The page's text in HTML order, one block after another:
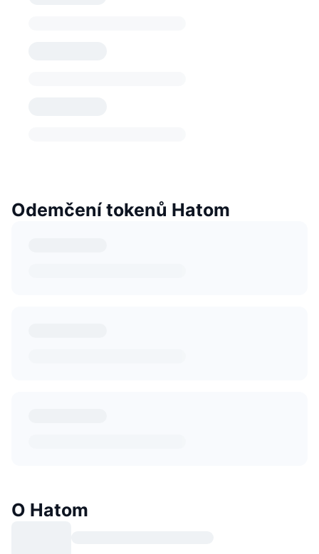
Odemčení tokenů Hatom
O Hatom